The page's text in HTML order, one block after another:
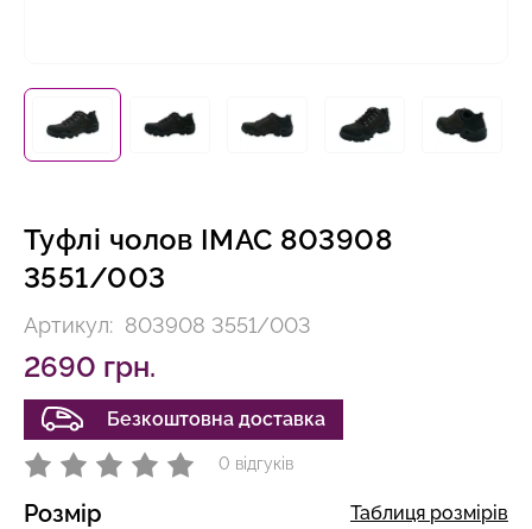
Туфлі чолов IMAC 803908
3551/003
Артикул: 803908 3551/003
2690 грн.
Безкоштовна доставка
0 відгуків
Розмір Таблиця розмірів